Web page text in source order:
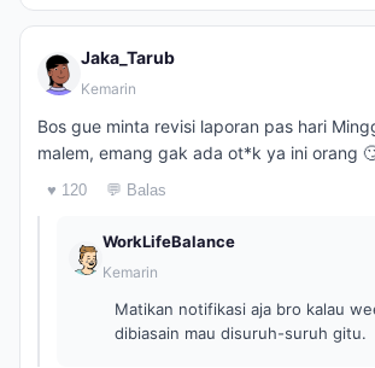
Jaka_Tarub
Kemarin
Bos gue minta revisi laporan pas hari
malem, emang gak ada ot*k ya ini orang
♥ 120 💬 Balas
WorkLifeBalance
Kemarin
Matikan notifikasi aja bro kalau
dibiasain mau disuruh-suruh gitu.